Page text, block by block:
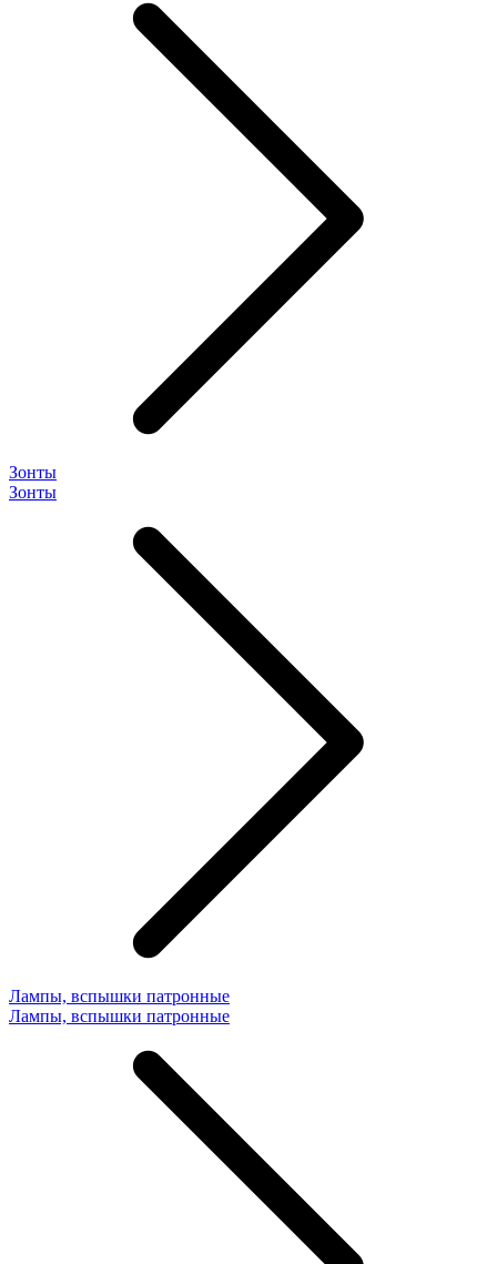
Зонты
Зонты
Лампы, вспышки патронные
Лампы, вспышки патронные